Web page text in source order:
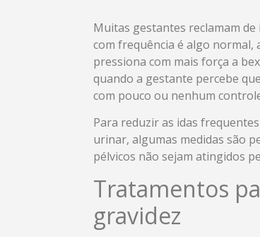
Muitas gestantes reclamam
com frequência é algo
pressiona com mais força a
quando a gestante percebe
com pouco ou nenhum
Para reduzir as idas
urinar, algumas medidas são
pélvicos não sejam atingidos
Tratamentos
gravidez